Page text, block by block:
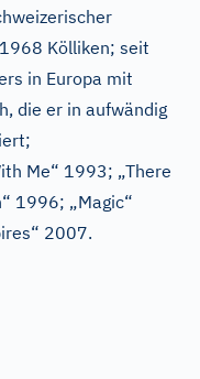
Kölliken; seit
in Europa mit
die er in aufwändig
Me“ 1993; „There
1996; „Magic“
2007.